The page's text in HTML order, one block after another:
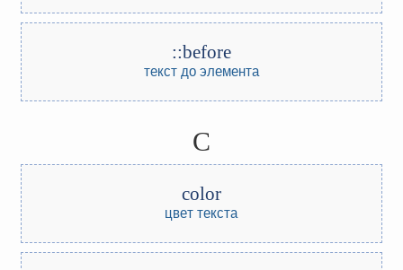
::before
текст до элемента
C
color
цвет текста